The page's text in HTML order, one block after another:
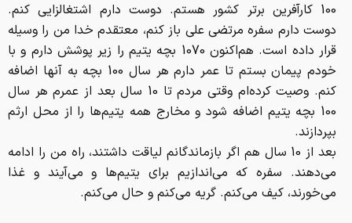
100 كارآفرين برتر كشور هستم. دوست دارم اشتغالزايي كنم.
دوست دارم سفره مرتضي علي باز كنم، معتقدم خدا من را وسيله
قرار داده است. هم‌اكنون 1070 بچه يتيم را زير پوشش دارم و با
خودم پيمان بستم تا عمر دارم هر سال 100 بچه به آنها اضافه
كنم. وصيت كرده‌ام وقتي مردم تا 10 سال بعد از عمرم هر سال
100 بچه يتيم اضافه شود و مخارج همه يتيم‌ها را از محل ارثم
بپردازند.
بعد از 10 سال هم اگر بازماندگانم لياقت داشتند، راه من را ادامه
مي‌دهند. سفره كه مي‌اندازيم براي يتيم‌ها و مي‌آيند و غذا
مي‌خورند، كيف مي‌كنم. گريه مي‌كنم و حال مي‌كنم.